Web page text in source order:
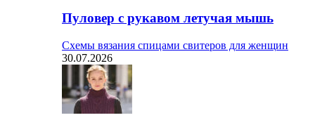
Пуловер с рукавом летучая мышь
Схемы вязания спицами свитеров для женщин
30.07.2026